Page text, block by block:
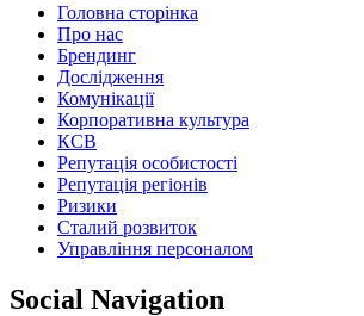
Головна сторінка
Про нас
Брендинг
Дослідження
Комунікації
Корпоративна культура
КСВ
Репутація особистості
Репутація регіонів
Ризики
Сталий розвиток
Управління персоналом
Social Navigation